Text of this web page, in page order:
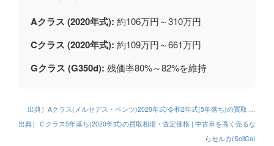
Aクラス (2020年式): 約106万円～310万円
Cクラス (2020年式): 約109万円～661万円
Gクラス (G350d): 残価率80%～82%を維持
出典）Aクラス(メルセデス・ベンツ)2020年式/令和2年式(5年落ち)の買取 …
出典）Ｃクラス5年落ち(2020年式)の買取相場・査定価格 | 中古車を高く売るな
らセルカ(SellCa)